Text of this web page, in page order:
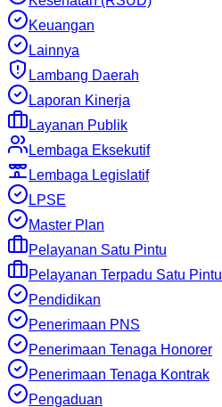
Keuangan
Lainnya
Lambang Daerah
Laporan Kinerja
Layanan Publik
Lembaga Eksekutif
Lembaga Legislatif
LPSE
Master Plan
Pelayanan Satu Pintu
Pelayanan Terpadu Satu Pintu
Pendidikan
Penerimaan PNS
Penerimaan Tenaga Honorer
Penerimaan Tenaga Kontrak
Pengaduan